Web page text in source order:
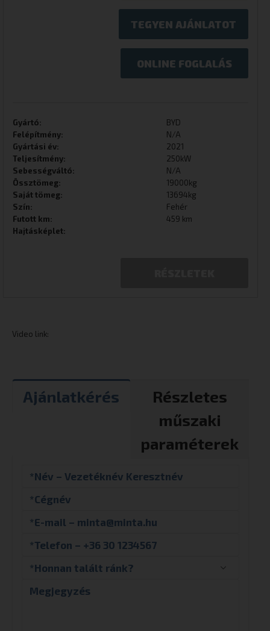
TEGYEN AJÁNLATOT
ONLINE FOGLALÁS
Gyártó:
BYD
Felépítmény:
N/A
Gyártási év:
2021
Teljesítmény:
250kW
Sebességváltó:
N/A
Össztömeg:
19000kg
Saját tömeg:
13694kg
Szín:
Fehér
Futott km:
459 km
Hajtásképlet:
Video link:
Ajánlatkérés
Részletes
műszaki
paraméterek